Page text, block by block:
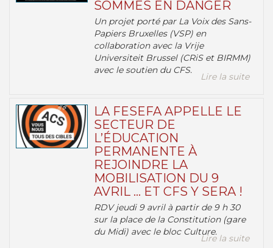
SOMMES EN DANGER
Un projet porté par La Voix des Sans-
Papiers Bruxelles (VSP) en
collaboration avec la Vrije
Universiteit Brussel (CRiS et BIRMM)
avec le soutien du CFS.
Lire la suite
LA FESEFA APPELLE LE
SECTEUR DE
L’ÉDUCATION
PERMANENTE À
REJOINDRE LA
MOBILISATION DU 9
AVRIL … ET CFS Y SERA !
RDV jeudi 9 avril à partir de 9 h 30
sur la place de la Constitution (gare
du Midi) avec le bloc Culture.
Lire la suite